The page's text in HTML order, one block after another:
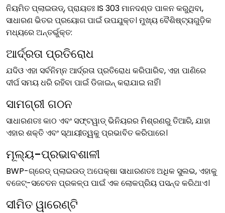
ନିୟମିତ ପ୍ଲାଇଉଡ୍‌, ପ୍ରାୟତଃ IS 303 ମାନଦଣ୍ଡ ପାଳନ କରୁଥିବା,
ସାଧାରଣ ଭିତର ପ୍ରୟୋଗ ପାଇଁ ଉପଯୁକ୍ତ। ମୁଖ୍ୟ ବୈଶିଷ୍ଟ୍ୟଗୁଡ଼ିକ
ମଧ୍ୟରେ ଅନ୍ତର୍ଭୁକ୍ତ:
ଆର୍ଦ୍ରତା ପ୍ରତିରୋଧ
ଯଦିଓ ଏହା ସର୍ବନିମ୍ନ ଆର୍ଦ୍ରତା ପ୍ରତିରୋଧ କରିପାରିବ, ଏହା ପାଣିରେ
ଦୀର୍ଘ ସମୟ ଧରି ରହିବା ପାଇଁ ଡିଜାଇନ୍ କରାଯାଇ ନାହିଁ।
ସାମଗ୍ରୀ ଗଠନ
ସାଧାରଣତଃ କାଠ ଏବଂ ସଫ୍ଟୱାଡ୍ ଭିନିୟରର ମିଶ୍ରଣରୁ ତିଆରି, ଯାହା
ଏହାର ଶକ୍ତି ଏବଂ ସ୍ଥାୟୀତ୍ୱକୁ ପ୍ରଭାବିତ କରିପାରେ।
ମୂଲ୍ୟ-ପ୍ରଭାବଶାଳୀ
BWP-ଗ୍ରେଡ୍ ପ୍ଲାଇଉଡ୍‌ ଅପେକ୍ଷା ସାଧାରଣତଃ ଅଧିକ ସୁଲଭ, ଏହାକୁ
ବଜେଟ୍-ସଚେତନ ପ୍ରକଳ୍ପ ପାଇଁ ଏକ ଲୋକପ୍ରିୟ ପସନ୍ଦ କରିଥାଏ।
ସୀମିତ ୱାରେଣ୍ଟି